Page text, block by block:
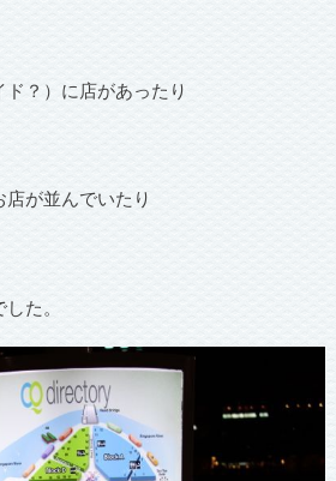
？）に店があったり
が並んでいたり
た。